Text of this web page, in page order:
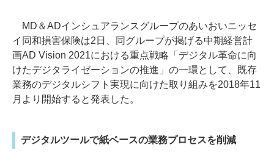
MD＆ADインシュアランスグループのあいおいニッセ
イ同和損害保険は2日、同グループが掲げる中期経営計
画AD Vision 2021における重点戦略「デジタル革命に向
けたデジタライゼーションの推進」の一環として、既存
業務のデジタルシフト実現に向けた取り組みを2018年11
月より開始すると発表した。
デジタルツールで紙ベースの業務プロセスを削減